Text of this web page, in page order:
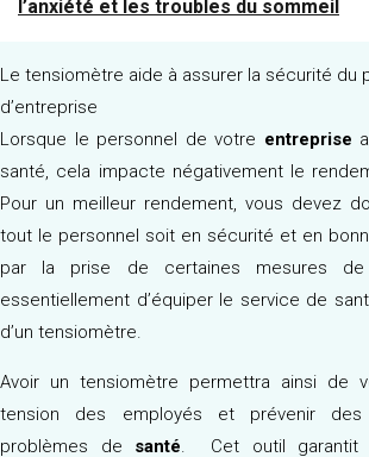
l’anxiété et les troubles du sommeil
Le tensiomètre aide à assurer la sécurité du
d’entreprise
Lorsque le personnel de votre entreprise
santé, cela impacte négativement le
Pour un meilleur rendement, vous devez
tout le personnel soit en sécurité et en
par la prise de certaines mesures de
essentiellement d’équiper le service de
d’un tensiomètre.
Avoir un tensiomètre permettra ainsi de
tension des employés et prévenir
problèmes de santé. Cet outil garantit